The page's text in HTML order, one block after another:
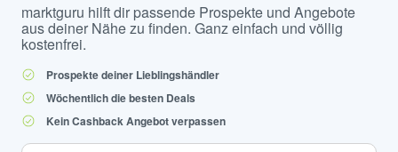
marktguru hilft dir passende Prospekte und Angebote
aus deiner Nähe zu finden. Ganz einfach und völlig
kostenfrei.
Prospekte deiner Lieblingshändler
Wöchentlich die besten Deals
Kein Cashback Angebot verpassen